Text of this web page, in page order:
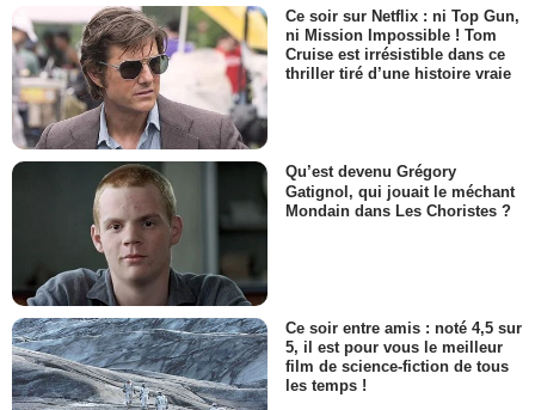
Ce soir sur Netflix : ni Top Gun,
ni Mission Impossible ! Tom
Cruise est irrésistible dans ce
thriller tiré d’une histoire vraie
Qu’est devenu Grégory
Gatignol, qui jouait le méchant
Mondain dans Les Choristes ?
Ce soir entre amis : noté 4,5 sur
5, il est pour vous le meilleur
film de science-fiction de tous
les temps !